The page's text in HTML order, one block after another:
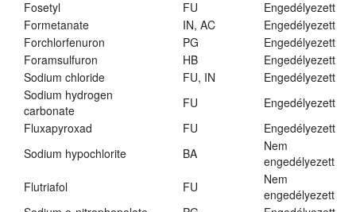
Fosetyl
FU
Engedélyezett
Formetanate
IN, AC
Engedélyezett
Forchlorfenuron
PG
Engedélyezett
Foramsulfuron
HB
Engedélyezett
Sodium chloride
FU, IN
Engedélyezett
Sodium hydrogen
carbonate
FU
Engedélyezett
Fluxapyroxad
FU
Engedélyezett
Sodium hypochlorite
BA
Nem
engedélyezett
Flutriafol
FU
Nem
engedélyezett